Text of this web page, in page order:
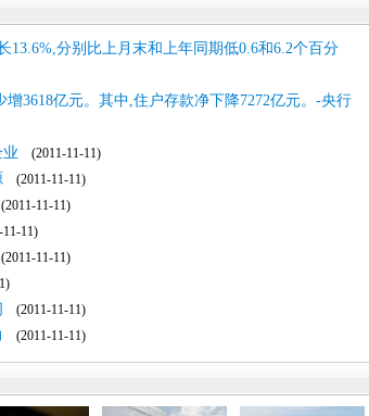
13.6%,分别比上月末和上年同期低0.6和6.2个百分
3618亿元。其中,住户存款净下降7272亿元。-央行
(2011-11-11)
(2011-11-11)
11-11)
11)
11-11)
(2011-11-11)
(2011-11-11)